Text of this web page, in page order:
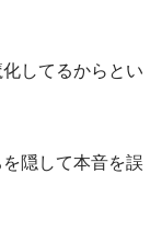
してるからとい
隠して本音を誤